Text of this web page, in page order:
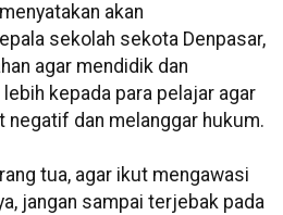
akan
sekolah sekota Denpasar,
agar mendidik dan
kepada para pelajar agar
negatif dan melanggar hukum.
tua, agar ikut mengawasi
jangan sampai terjebak pada